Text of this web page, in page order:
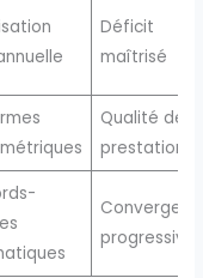
Déficit
maîtrisé
Qualité des
prestations
progressives